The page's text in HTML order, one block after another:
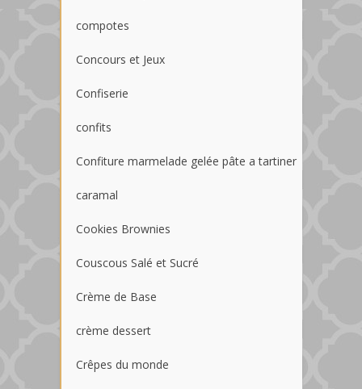
compotes
Concours et Jeux
Confiserie
confits
Confiture marmelade gelée pâte a tartiner
caramal
Cookies Brownies
Couscous Salé et Sucré
Crème de Base
crème dessert
Crêpes du monde